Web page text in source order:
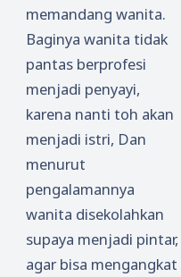
memandang wanita.
Baginya wanita tidak
pantas berprofesi
menjadi penyayi,
karena nanti toh akan
menjadi istri, Dan
menurut
pengalamannya
wanita disekolahkan
supaya menjadi pintar,
agar bisa mengangkat